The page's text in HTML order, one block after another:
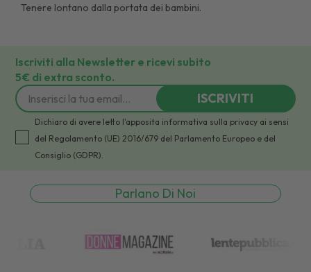
Tenere lontano dalla portata dei bambini.
Iscriviti alla Newsletter e ricevi subito
5€ di extra sconto.
ISCRIVITI
Dichiaro di avere letto l'apposita informativa sulla privacy ai sensi
del Regolamento (UE) 2016/679 del Parlamento Europeo e del
Consiglio (GDPR).
Parlano Di Noi